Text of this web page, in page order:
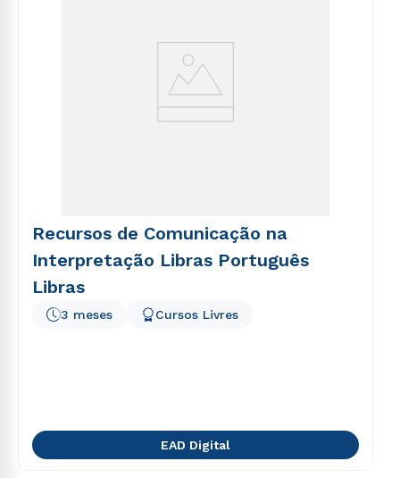
Recursos de Comunicação na
Interpretação Libras Português
Libras
3 meses Cursos Livres
EAD Digital